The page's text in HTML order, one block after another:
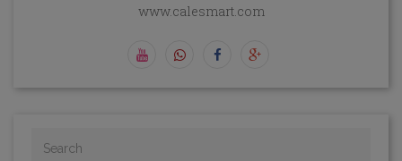
www.calesmart.com